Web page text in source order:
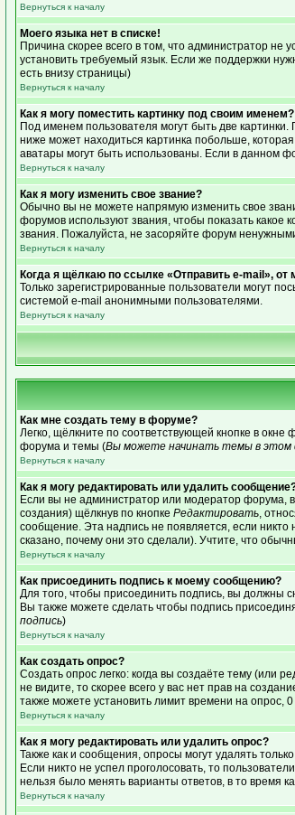
Вернуться к началу
Моего языка нет в списке!
Причина скорее всего в том, что администратор
установить требуемый язык. Если же поддержки
есть внизу страницы)
Вернуться к началу
Как я могу поместить картинку под своим именем?
Под именем пользователя могут быть две
ниже может находиться картинка побольше,
аватары могут быть использованы. Если в данном
Вернуться к началу
Как я могу изменить свое звание?
Обычно вы не можете напрямую изменить свое
форумов используют звания, чтобы показать
звания. Пожалуйста, не засоряйте форум
Вернуться к началу
Когда я щёлкаю по ссылке «Отправить e-mail», от
Только зарегистрированные пользователи могут
системой e-mail анонимными пользователями.
Вернуться к началу
Как мне создать тему в форуме?
Легко, щёлкните по соответствующей кнопке в
форума и темы (Вы можете начинать темы в этом
Вернуться к началу
Как я могу редактировать или удалить
Если вы не администратор или модератор форума,
создания) щёлкнув по кнопке Редактировать,
сообщение. Эта надпись не появляется, если
сказано, почему они это сделали). Учтите, что
Вернуться к началу
Как присоединить подпись к моему сообщению?
Для того, чтобы присоединить подпись, вы должны
Вы также можете сделать чтобы подпись
подпись)
Вернуться к началу
Как создать опрос?
Создать опрос легко: когда вы создаёте тему (или
не видите, то скорее всего у вас нет прав на
также можете установить лимит времени на опрос,
Вернуться к началу
Как я могу редактировать или удалить опрос?
Также как и сообщения, опросы могут удалять
Если никто не успел проголосовать, то
нельзя было менять варианты ответов, в то время
Вернуться к началу